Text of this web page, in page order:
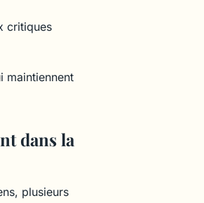
critiques
maintiennent
dans la
plusieurs